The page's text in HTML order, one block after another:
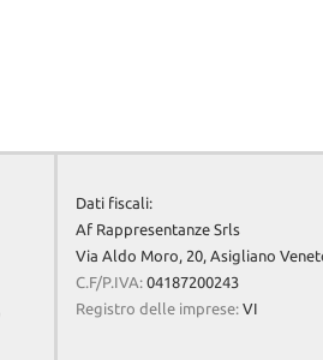
Dati fiscali:
Af Rappresentanze Srls
Via Aldo Moro, 20, Asigliano
C.F/P.IVA: 04187200243
Registro delle imprese: VI